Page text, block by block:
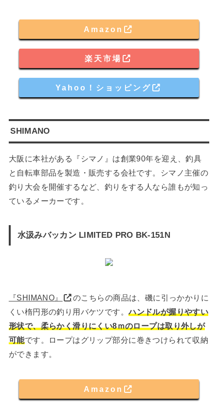
Amazon
楽天市場
Yahoo！ショッピング
SHIMANO
大阪に本社がある『シマノ』は創業90年を迎え、釣具
と自転車部品を製造・販売する会社です。シマノ主催の
釣り大会を開催するなど、釣りをする人なら誰もが知っ
ているメーカーです。
水汲みバッカン LIMITED PRO BK-151N
『SHIMANO』
のこちらの商品は、磯に引っかかりに
くい楕円形の釣り用バケツです。ハンドルが握りやすい
形状で、柔らかく滑りにくい8ｍのロープは取り外しが
可能です。ロープはグリップ部分に巻きつけられて収納
ができます。
Amazon